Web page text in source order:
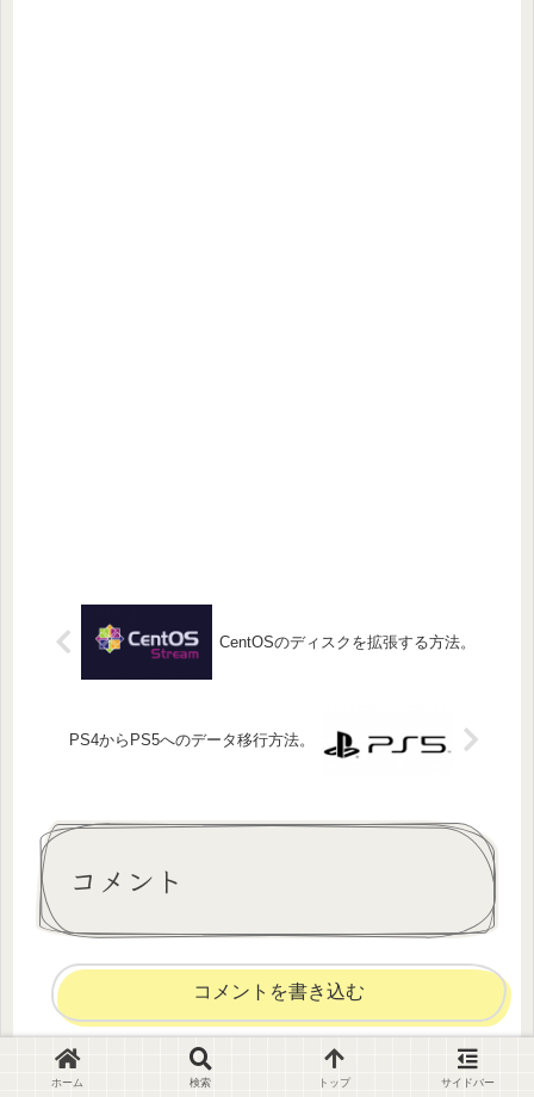
CentOSのディスクを拡張する方法。
PS4からPS5へのデータ移行方法。
コメント
コメントを書き込む
ホーム インフラ
ホーム 検索 トップ サイドバー